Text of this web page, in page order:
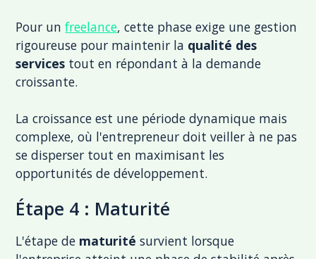
Pour unfreelance, cette phase exige une gestion
rigoureuse pour maintenir la qualité des
services tout en répondant à la demande
croissante.
La croissance est une période dynamique mais
complexe, où l'entrepreneur doit veiller à ne pas
se disperser tout en maximisant les
opportunités de développement.
Étape 4 : Maturité
L'étape de maturité survient lorsque